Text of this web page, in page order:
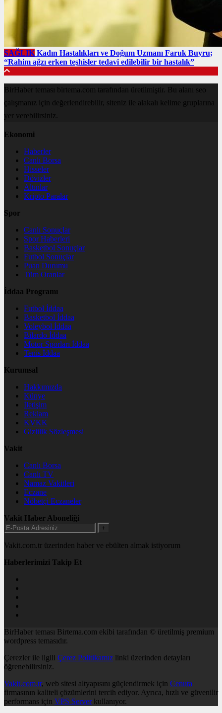
SAĞLIK Kadın Hastalıkları ve Doğum Uzmanı Faruk Buyru;
“Rahim ağzı erken teşhisler tedavi edilebilir bir hastalık”
BirHaber teması birtema.com tarafından üretilmiştir. Bu alanı seo
çalışmanız için değerlendirebilir, siteniz ile alakalı kelime gruplarına
yer verebilirsiniz.
Ekonomi
Haberler
Canlı Borsa
Hisseler
Dövizler
Altınlar
Kripto Paralar
Spor
Canlı Sonuçlar
Spor Haberleri
Basketbol Sonuçlar
Futbol Sonuçlar
Puan Durumu
Tüm Oranlar
İddaa Programı
Futbol İddaa
Basketbol İddaa
Voleybol İddaa
Bilardo İddaa
Motor Sporları İddaa
Tenis İddaa
Kurumsal
Hakkımızda
Künye
İletişim
Reklam
KVKK
Gizlilik Sözleşmesi
Vakit
Canlı Borsa
Canlı TV
Namaz Vakitleri
Eczane
Nöbetçi Eczaneler
Vakit Haber Aboneliği
+
Vakit.com.tr üzerinden haber ve ebülten almak istiyorum
Haberlerimizi Takip Et
BirHaber teması Birtema.com ekibi tarafından © üretilmiş premium
wordpress temasıdır.
Çerezler ile ilgili Çerez Politikamız linki üzerinden detayları
öğrenebilirsiniz.
Vakit.com.tr, web sitesi altyapısını güçlendirmek için Cenuta
firmasının kaliteli çözümlerini tercih ediyor. Ayrıca, hızlı ve güvenilir
performans için VPS Serverkullanıyor.